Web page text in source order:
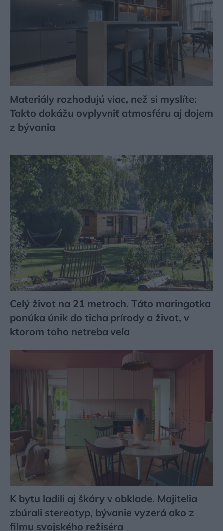
Materiály rozhodujú viac, než si myslíte:
Takto dokážu ovplyvniť atmosféru aj dojem
z bývania
Celý život na 21 metroch. Táto maringotka
ponúka únik do ticha prírody a život, v
ktorom toho netreba veľa
K bytu ladili aj škáry v obklade. Majitelia
zbúrali stereotyp, bývanie vyzerá ako z
filmu svojského režiséra